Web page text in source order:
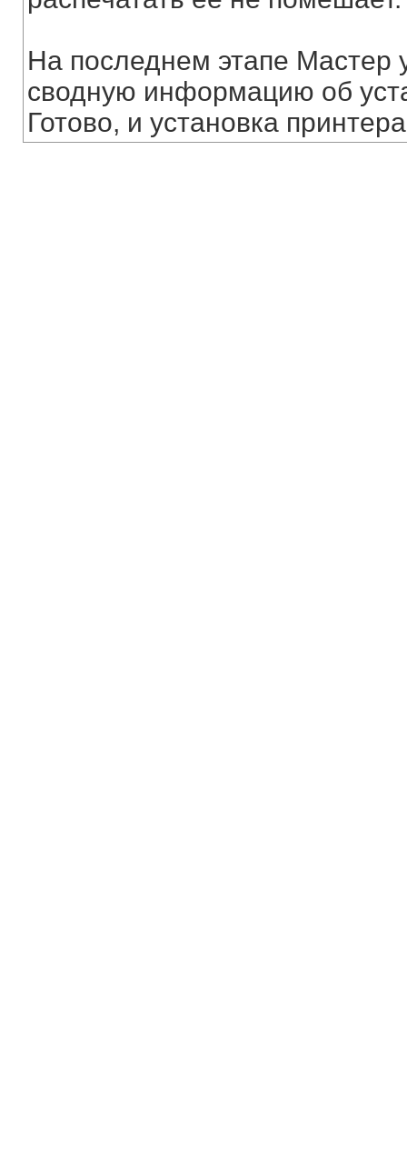
На последнем этапе Мастер
сводную информацию об
Готово, и установка